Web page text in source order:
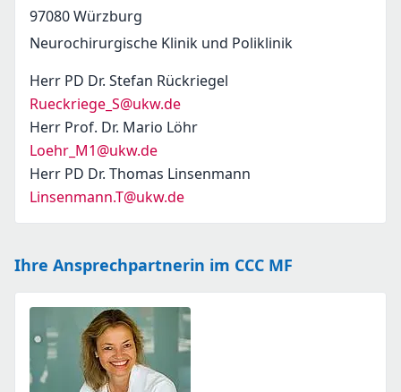
97080Würzburg
Neurochirurgische Klinik und Poliklinik
Herr PD Dr. Stefan Rückriegel
Rueckriege_S@ukw.de
Herr Prof. Dr. Mario Löhr
Loehr_M1@ukw.de
Herr PD Dr. Thomas Linsenmann
Linsenmann.T@ukw.de
Ihre Ansprechpartnerin im CCC MF